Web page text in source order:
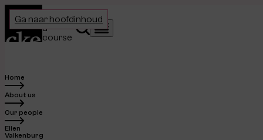
Ga naar hoofdinhoud
Home
Choose
a
course
Search
Menu
Home
About us
Our people
Ellen
Valkenburg